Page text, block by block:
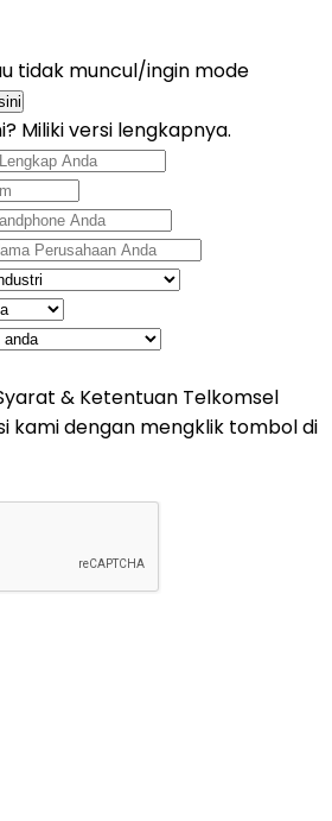
tidak muncul/ingin mode
Miliki versi lengkapnya.
& Ketentuan Telkomsel
kami dengan mengklik tombol di